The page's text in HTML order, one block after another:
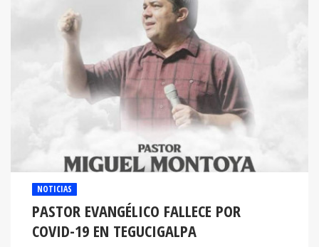
NOTICIAS
PASTOR EVANGÉLICO FALLECE POR
COVID-19 EN TEGUCIGALPA
El pastor del CEAD falleció en la capital de la